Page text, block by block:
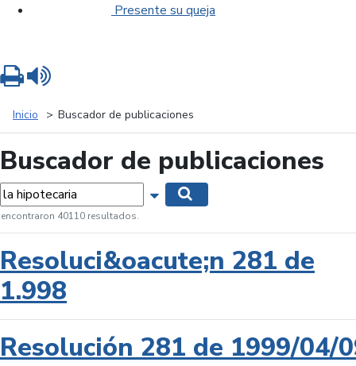
Presente su queja
Inicio Buscador de publicaciones
Buscador de publicaciones
Mostrar opciones de búsqueda
encontraron 40110 resultados.
Resoluci&oacute;n 281 de
1.998
Resolución 281 de 1999/04/
Imprimir